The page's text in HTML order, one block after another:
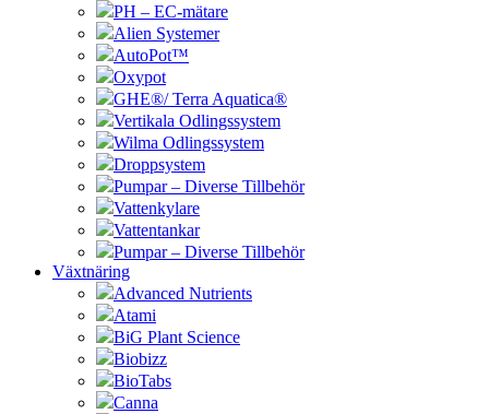
PH – EC-mätare
Alien Systemer
AutoPot™
Oxypot
GHE®/ Terra Aquatica®
Vertikala Odlingssystem
Wilma Odlingssystem
Droppsystem
Pumpar – Diverse Tillbehör
Vattenkylare
Vattentankar
Pumpar – Diverse Tillbehör
Växtnäring
Advanced Nutrients
Atami
BiG Plant Science
Biobizz
BioTabs
Canna